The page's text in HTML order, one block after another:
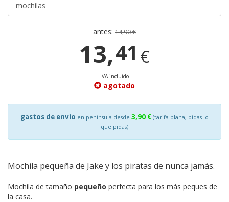
mochilas
antes: 14,90 €
13,41 €
IVA incluido
agotado
gastos de envío en península desde 3,90 € (tarifa plana, pidas lo
que pidas)
Mochila pequeña de Jake y los piratas de nunca jamás.
Mochila de tamaño pequeño perfecta para los más peques de
la casa.